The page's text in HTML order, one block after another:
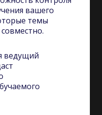
вашего
темы
ведущий